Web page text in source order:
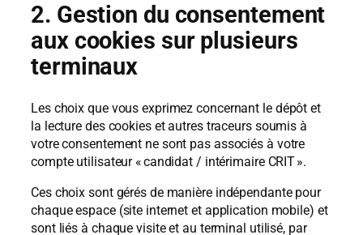
2. Gestion du consentement
aux cookies sur plusieurs
terminaux
Les choix que vous exprimez concernant le dépôt et
la lecture des cookies et autres traceurs soumis à
votre consentement ne sont pas associés à votre
compte utilisateur « candidat / intérimaire CRIT ».
Ces choix sont gérés de manière indépendante pour
chaque espace (site internet et application mobile) et
sont liés à chaque visite et au terminal utilisé, par